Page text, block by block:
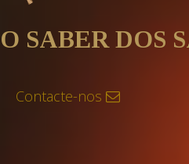
O SABER DOS
Contacte-nos